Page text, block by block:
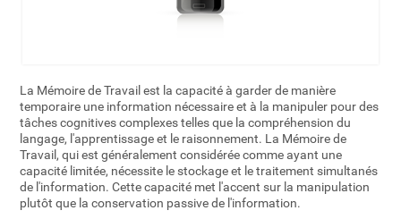
La Mémoire de Travail est la capacité à garder de manière
temporaire une information nécessaire et à la manipuler pour des
tâches cognitives complexes telles que la compréhension du
langage, l'apprentissage et le raisonnement. La Mémoire de
Travail, qui est généralement considérée comme ayant une
capacité limitée, nécessite le stockage et le traitement simultanés
de l'information. Cette capacité met l'accent sur la manipulation
plutôt que la conservation passive de l'information.